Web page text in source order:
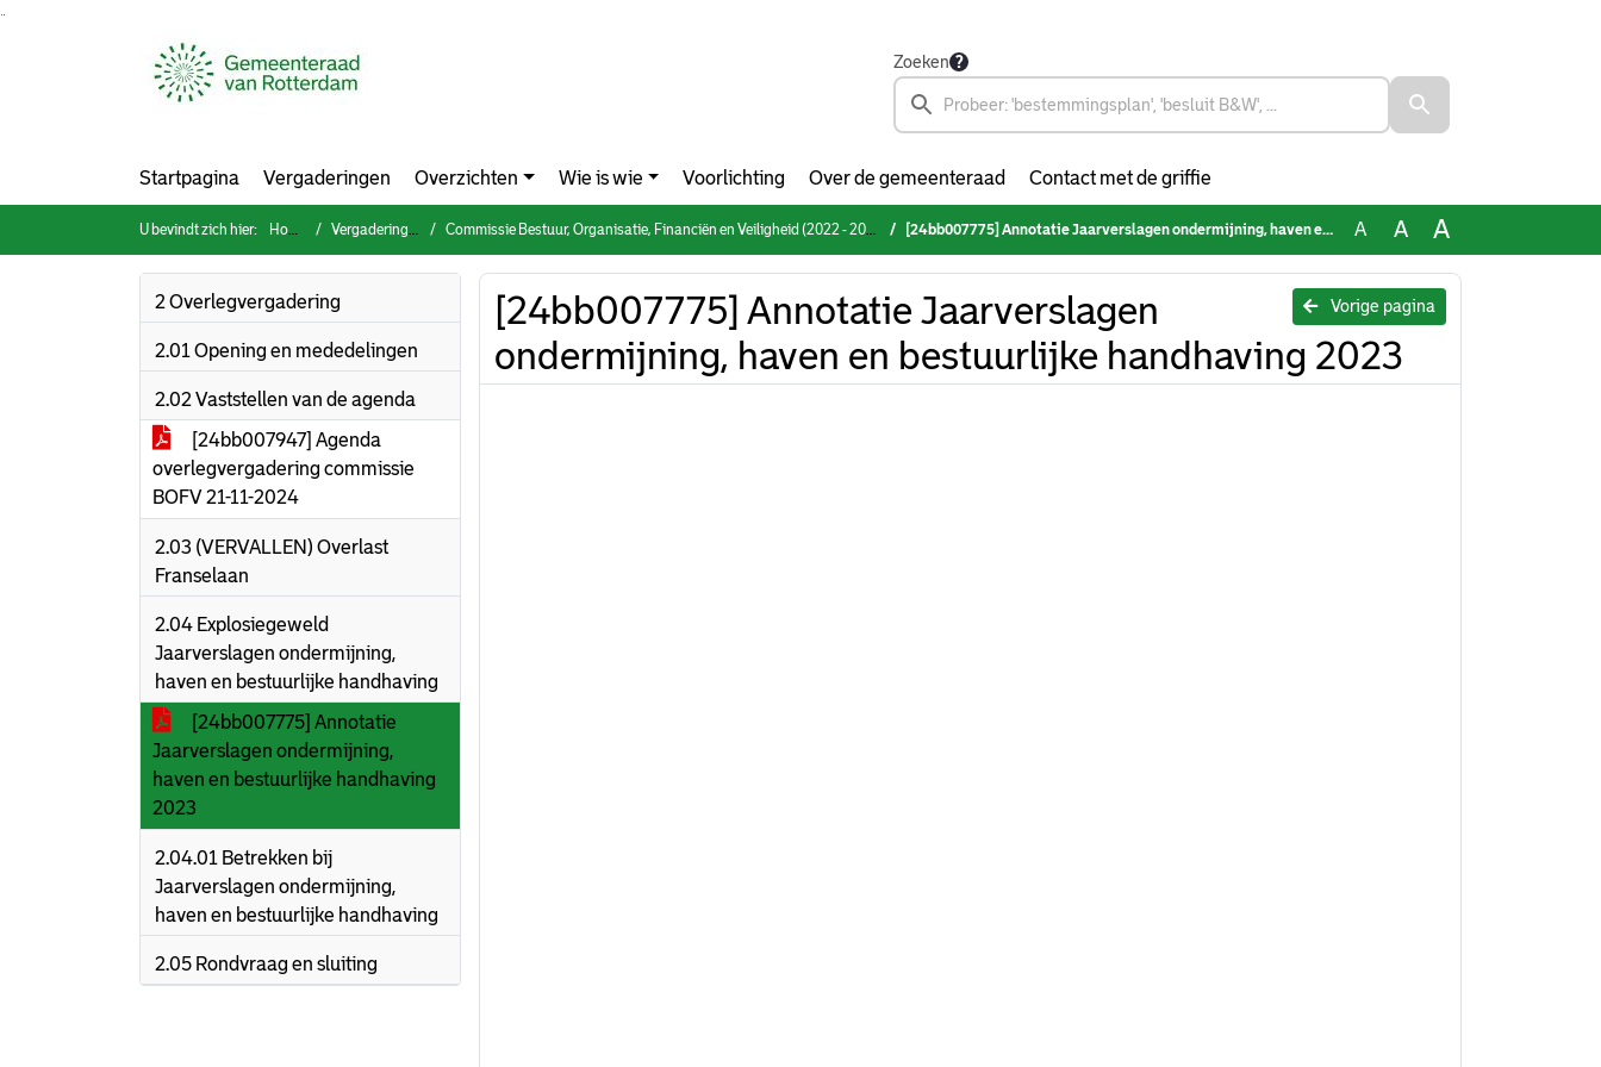
Zoeken
Startpagina Vergaderingen Overzichten Wie is wie Voorlichting Over de gemeenteraad Contact met de griffie
U bevindt zich hier: Home Vergaderingen Commissie Bestuur, Organisatie, Financiën en Veiligheid (2022 - 2026) (donderdag 21 november 2024) [24bb007775] Annotatie Jaarverslagen ondermijning, haven en bestuurlijke handhaving 2023 A A A
2 Overlegvergadering
2.01 Opening en mededelingen
2.02 Vaststellen van de agenda
[24bb007947] Agenda
overlegvergadering commissie
BOFV 21-11-2024
2.03 (VERVALLEN) Overlast
Franselaan
2.04 Explosiegeweld
Jaarverslagen ondermijning,
haven en bestuurlijke handhaving
[24bb007775] Annotatie
Jaarverslagen ondermijning,
haven en bestuurlijke handhaving
2023
2.04.01 Betrekken bij
Jaarverslagen ondermijning,
haven en bestuurlijke handhaving
2.05 Rondvraag en sluiting
Vorige pagina
[24bb007775] Annotatie Jaarverslagen
ondermijning, haven en bestuurlijke handhaving 2023